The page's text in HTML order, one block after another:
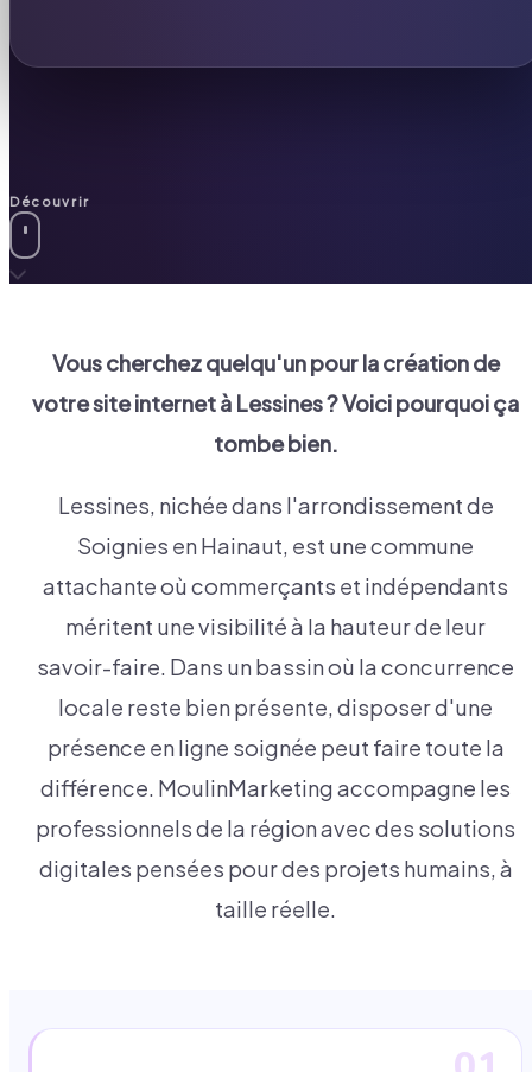
Découvrir
Vous cherchez quelqu'un pour la création de
votre site internet à Lessines? Voici pourquoi ça
tombe bien.
Lessines, nichée dans l'arrondissement de
Soignies en Hainaut, est une commune
attachante où commerçants et indépendants
méritent une visibilité à la hauteur de leur
savoir-faire. Dans un bassin où la concurrence
locale reste bien présente, disposer d'une
présence en ligne soignée peut faire toute la
différence. MoulinMarketing accompagne les
professionnels de la région avec des solutions
digitales pensées pour des projets humains, à
taille réelle.